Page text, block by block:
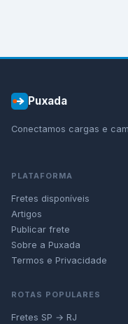
Puxada
Conectamos cargas e
PLATAFORMA
Fretes disponíveis
Artigos
Publicar frete
Sobre a Puxada
Termos e Privacidade
ROTAS POPULARES
Fretes SP → RJ